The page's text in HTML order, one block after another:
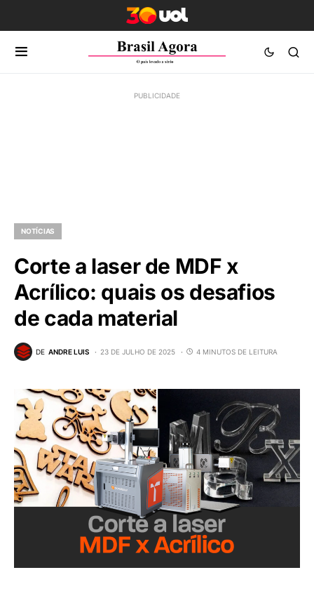
NOTÍCIAS
Corte a laser de MDF x
Acrílico: quais os desafios
de cada material
DE ANDRE LUIS 23 DE JULHO DE 2025 4 MINUTOS DE LEITURA